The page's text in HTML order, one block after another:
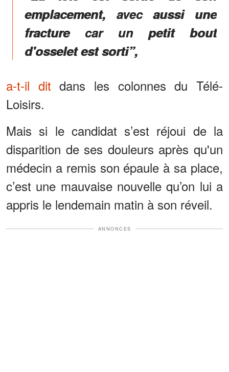
emplacement, avec aussi une
fracture car un petit bout
d'osselet est sorti”,
a-t-il dit dans les colonnes du Télé-
Loisirs.
Mais si le candidat s’est réjoui de la
disparition de ses douleurs après qu'un
médecin a remis son épaule à sa place,
c’est une mauvaise nouvelle qu’on lui a
appris le lendemain matin à son réveil.
ANNONCES